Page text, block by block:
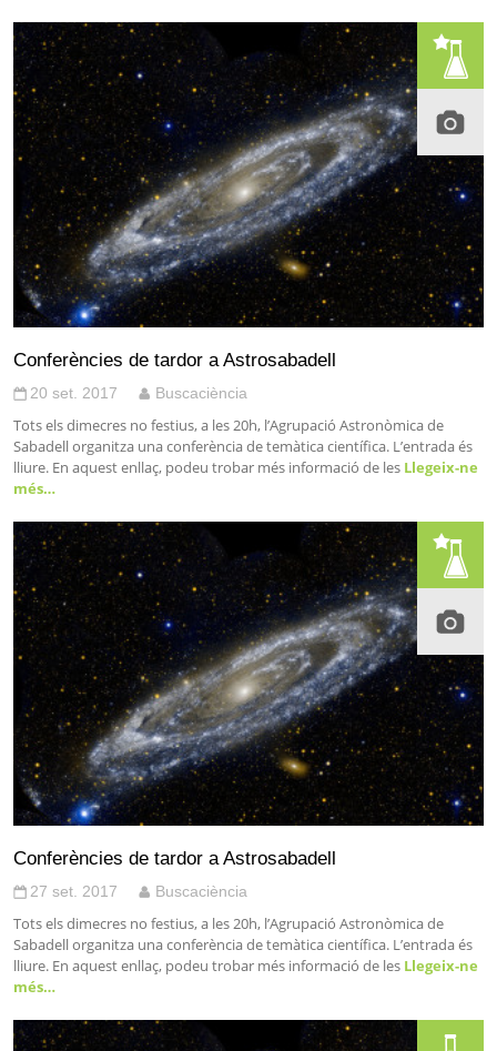
Conferències de tardor a Astrosabadell
20 set. 2017 Buscaciència
Tots els dimecres no festius, a les 20h, l’Agrupació Astronòmica de
Sabadell organitza una conferència de temàtica científica. L’entrada és
lliure. En aquest enllaç, podeu trobar més informació de les Llegeix-ne
més…
Conferències de tardor a Astrosabadell
27 set. 2017 Buscaciència
Tots els dimecres no festius, a les 20h, l’Agrupació Astronòmica de
Sabadell organitza una conferència de temàtica científica. L’entrada és
lliure. En aquest enllaç, podeu trobar més informació de les Llegeix-ne
més…